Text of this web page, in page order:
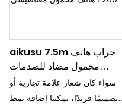
aikusu 7.5m جراب هاتف
محمول مضاد للصدمات
ومقاوم للسقوط من ألياف
الكربون جراب هاتف محمول
سواء كان شعار علامة تجارية أو
تصميمًا فريدًا، يمكننا إضافة نمط